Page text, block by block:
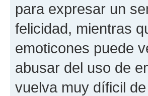
para expresar un
felicidad, mientras
emoticones puede
abusar del uso de
vuelva muy díficil